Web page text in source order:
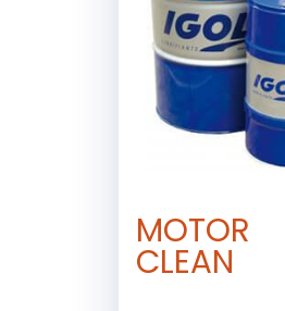
MOTOR
CLEAN